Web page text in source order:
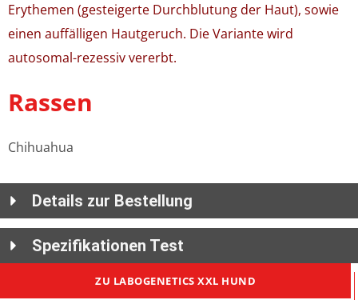
Erythemen (gesteigerte Durchblutung der Haut), sowie
einen auffälligen Hautgeruch. Die Variante wird
autosomal-rezessiv vererbt.
Rassen
Chihuahua
Details zur Bestellung
Spezifikationen Test
ZU LABOGENETICS XXL HUND